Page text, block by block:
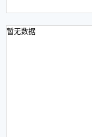
暂无数据